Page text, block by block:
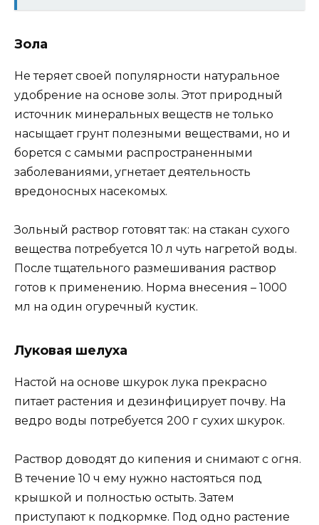
Зола
Не теряет своей популярности натуральное
удобрение на основе золы. Этот природный
источник минеральных веществ не только
насыщает грунт полезными веществами, но и
борется с самыми распространенными
заболеваниями, угнетает деятельность
вредоносных насекомых.
Зольный раствор готовят так: на стакан сухого
вещества потребуется 10 л чуть нагретой воды.
После тщательного размешивания раствор
готов к применению. Норма внесения – 1000
мл на один огуречный кустик.
Луковая шелуха
Настой на основе шкурок лука прекрасно
питает растения и дезинфицирует почву. На
ведро воды потребуется 200 г сухих шкурок.
Раствор доводят до кипения и снимают с огня.
В течение 10 ч ему нужно настояться под
крышкой и полностью остыть. Затем
приступают к подкормке. Под одно растение